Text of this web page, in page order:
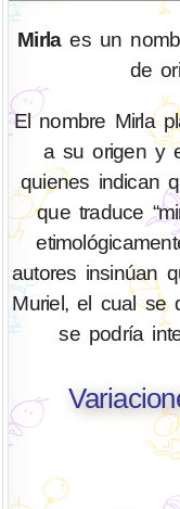
Mirlaes un
de
El nombre Mirla
a su origen y
quienes indican
que traduce
autores insinúan
Muriel, el cual se
se podría